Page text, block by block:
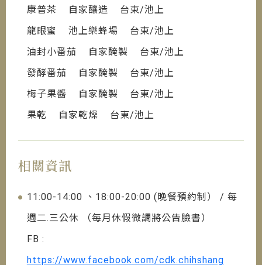
康普茶 自家釀造 台東/池上
龍眼蜜 池上樂蜂場 台東/池上
油封小番茄 自家醃製 台東/池上
發酵番茄 自家醃製 台東/池上
梅子果醬 自家醃製 台東/池上
果乾 自家乾燥 台東/池上
相關資訊
11:00-14:00 、18:00-20:00 (晚餐預約制） / 每
週二.三公休 （每月休假微調將公告臉書）
FB :
https://www.facebook.com/cdk.chihshang